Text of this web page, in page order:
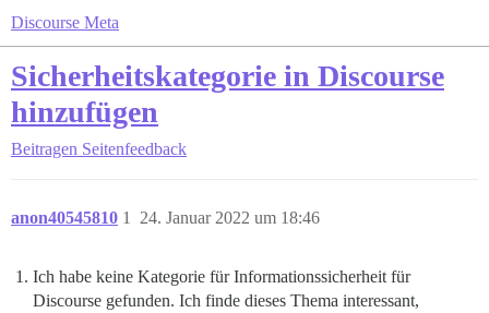
Discourse Meta
Sicherheitskategorie in Discourse
hinzufügen
Beitragen Seitenfeedback
anon40545810 24. Januar 2022 um 18:46
1
Ich habe keine Kategorie für Informationssicherheit für
Discourse gefunden. Ich finde dieses Thema interessant,